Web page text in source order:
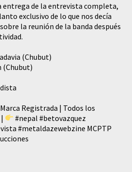
entrega de la entrevista completa,
exclusivo de lo que nos decía
la reunión de la banda después
(Chubut)
(Chubut)
Registrada | Todos los
#nepal #betovazquez
#metaldazewebzine MCPTP